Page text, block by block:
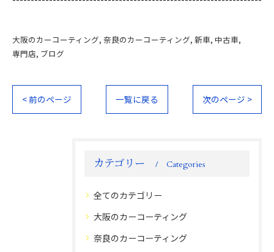
大阪のカーコーティング 奈良のカーコーティング 新車 中古車
専門店 ブログ
< 前のページ 一覧に戻る 次のページ >
カテゴリー Categories
全てのカテゴリー
大阪のカーコーティング
奈良のカーコーティング